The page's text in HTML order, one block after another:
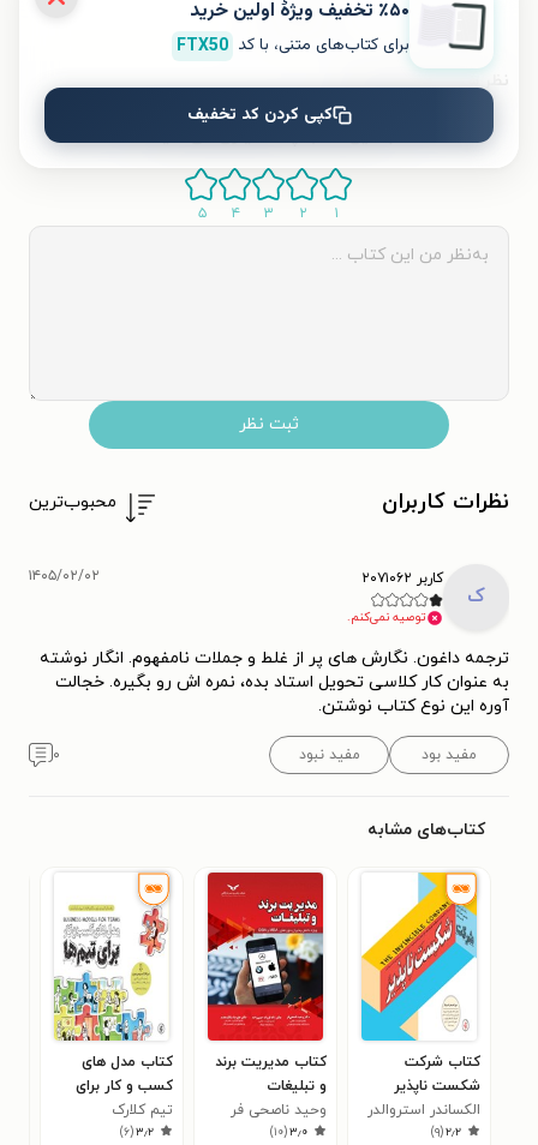
قیمت کتاب ۲۵۰۰۰ تومان
۱ ۲ ۳ ۴ ۵
ثبت نظر
نظرات کاربران محبوب‌ترین
ک
کاربر ۲۰۷۱۰۶۲
توصیه نمی‌کنم.
۱۴۰۵/۰۲/۰۲
ترجمه داغون. نگارش های پر از غلط و جملات نامفهوم. انگار نوشته
به عنوان کار کلاسی تحویل استاد بده، نمره اش رو بگیره. خجالت
آوره این نوع کتاب نوشتن.
مفید بود مفید نبود ۰
کتاب‌های مشابه
کتاب شرکت
شکست ناپذیر
الکساندر استروالدر
۲٫۲(۹)
کتاب مدیریت برند
و تبلیغات
وحید ناصحی فر
۳٫۰(۱۰)
کتاب مدل های
کسب و کار برای
تیم ها
تیم کلارک
۳٫۲(۶)
٪۵۰ تخفیف ویژۀ اولین خرید
برای کتاب‌های متنی، با کد FTX50
کپی کردن کد تخفیف